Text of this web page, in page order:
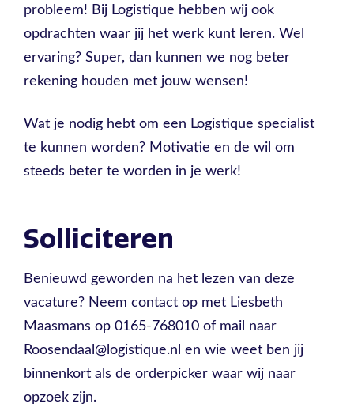
probleem! Bij Logistique hebben wij ook
opdrachten waar jij het werk kunt leren. Wel
ervaring? Super, dan kunnen we nog beter
rekening houden met jouw wensen!
Wat je nodig hebt om een Logistique specialist
te kunnen worden? Motivatie en de wil om
steeds beter te worden in je werk!
Solliciteren
Benieuwd geworden na het lezen van deze
vacature? Neem contact op met Liesbeth
Maasmans op 0165-768010 of mail naar
Roosendaal@logistique.nl en wie weet ben jij
binnenkort als de orderpicker waar wij naar
opzoek zijn.